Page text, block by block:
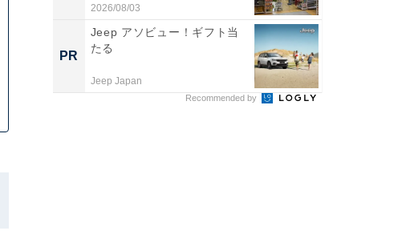
題。“さま...
2026/08/03
PR
Jeep アソビュー！ギフト当
たる
Jeep Japan
Recommended by